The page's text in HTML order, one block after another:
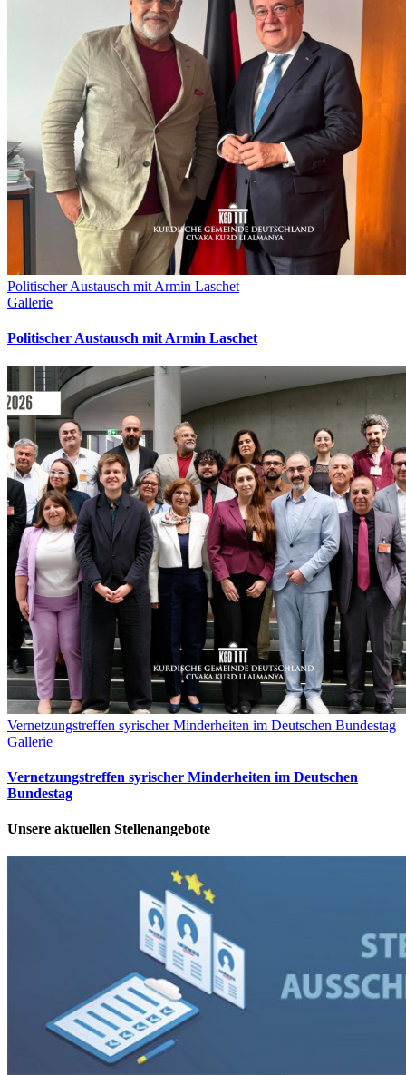
Politischer Austausch mit Armin Laschet
Gallerie
Politischer Austausch mit Armin Laschet
Vernetzungstreffen syrischer Minderheiten im Deutschen Bundestag
Gallerie
Vernetzungstreffen syrischer Minderheiten im Deutschen
Bundestag
Unsere aktuellen Stellenangebote